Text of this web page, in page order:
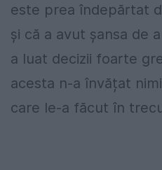
este prea îndepărtat
și că a avut șansa de
a luat decizii foarte
acesta n-a învățat
care le-a făcut în